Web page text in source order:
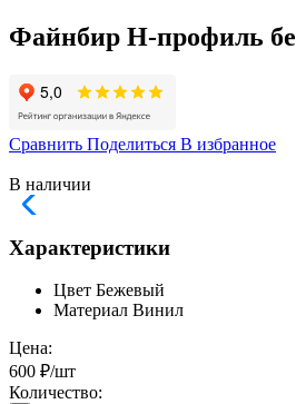
Файнбир H-профиль
Сравнить Поделиться В избранное
В наличии
Характеристики
Цвет Бежевый
Материал Винил
Цена:
600 ₽/шт
Количество: